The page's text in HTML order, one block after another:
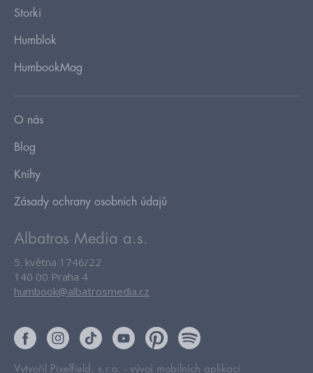
Storki
Humblok
HumbookMag
O nás
Blog
Knihy
Zásady ochrany osobních údajů
Albatros Media a.s.
5. května 1746/22
140 00 Praha 4
humbook@albatrosmedia.cz
Vytvořil Pixelfield, s.r.o. - vývoj mobilních aplikací